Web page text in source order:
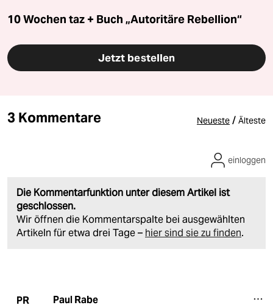
10 Wochen taz + Buch „Autoritäre Rebellion“
Jetzt bestellen
3 Kommentare Neueste / Älteste
Die Kommentarfunktion unter diesem Artikel ist
geschlossen.
Wir öffnen die Kommentarspalte bei ausgewählten
Artikeln für etwa drei Tage – hier sind sie zu finden.
einloggen
PR Paul Rabe